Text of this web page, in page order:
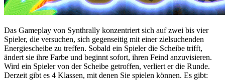
Das Gameplay von Synthrally konzentriert sich auf zwei bis vier
Spieler, die versuchen, sich gegenseitig mit einer zielsuchenden
Energiescheibe zu treffen. Sobald ein Spieler die Scheibe trifft,
ändert sie ihre Farbe und beginnt sofort, ihren Feind anzuvisieren.
Wird ein Spieler von der Scheibe getroffen, verliert er die Runde.
Derzeit gibt es 4 Klassen, mit denen Sie spielen können. Es gibt: